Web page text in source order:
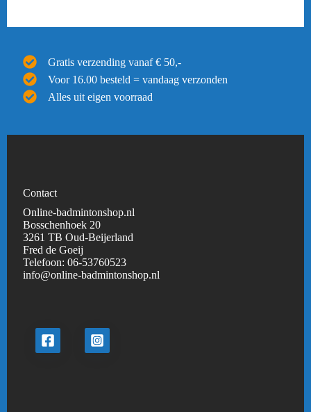
Gratis verzending vanaf € 50,-
Voor 16.00 besteld = vandaag verzonden
Alles uit eigen voorraad
Contact
Online-badmintonshop.nl
Bosschenhoek 20
3261 TB Oud-Beijerland
Fred de Goeij
Telefoon:06-53760523
info@online-badmintonshop.nl